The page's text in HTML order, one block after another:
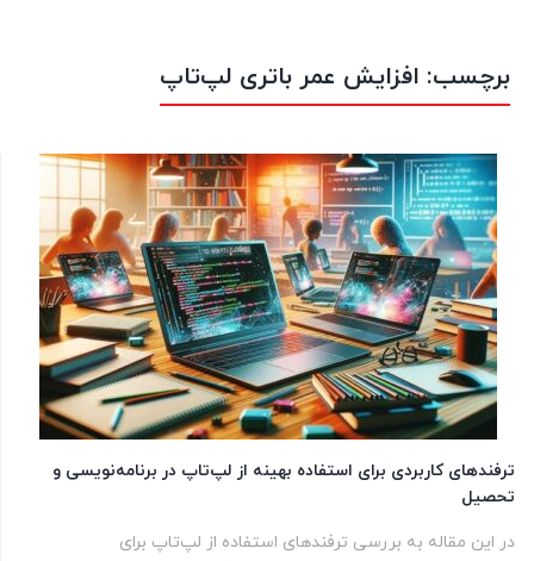
برچسب: افزایش عمر باتری لپ‌تاپ
ترفندهای کاربردی برای استفاده بهینه از لپ‌تاپ در برنامه‌نویسی و
تحصیل
در این مقاله به بررسی ترفندهای استفاده از لپ‌تاپ برای